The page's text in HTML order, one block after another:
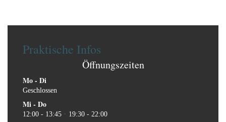
Praktische Infos
Öffnungszeiten
Mo- Di
Geschlossen
Mi- Do
12:00 - 13:45 • 19:30 - 22:00